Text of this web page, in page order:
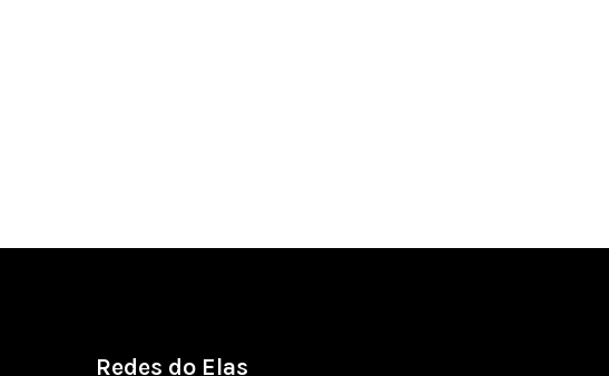
Redes do Elas